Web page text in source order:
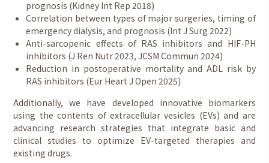
prognosis (Kidney Int Rep 2018)
Correlation between types of major surgeries, timing of
emergency dialysis, and prognosis (Int J Surg 2022)
Anti-sarcopenic effects of RAS inhibitors and HIF-PH
inhibitors (J Ren Nutr 2023, JCSM Commun 2024)
Reduction in postoperative mortality and ADL risk by
RAS inhibitors (Eur Heart J Open 2025)
Additionally, we have developed innovative biomarkers
using the contents of extracellular vesicles (EVs) and are
advancing research strategies that integrate basic and
clinical studies to optimize EV-targeted therapies and
existing drugs.